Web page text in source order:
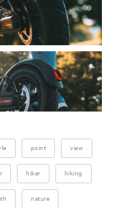
point view
hiker hiking
nature